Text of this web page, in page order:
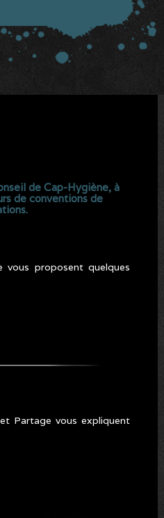
de Cap-Hygiène, à
de conventions de
proposent quelques
Partage vous expliquent